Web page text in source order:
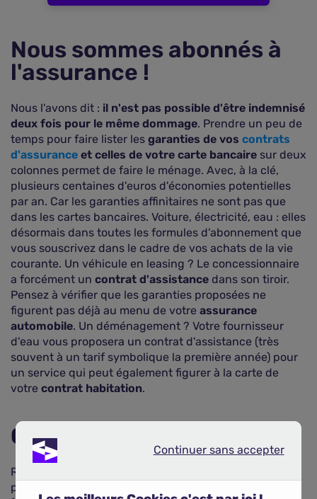
Nous sommes abonnés à
l'assurance !
Nous l'avons dit : il n'est pas possible d'être indemnisé
deux fois pour le même dommage. Prendre un peu de
temps pour faire lister les garanties de vos contrats
d'assurance et celles de votre carte bancaire sur deux
colonnes permet de faire le ménage. Avec, à la clé,
plusieurs centaines d'euros d'économies potentielles
par an. Car les garanties affinitaires ne sont pas que
dans les cartes bancaires. Voiture, électricité, eau : elles
désormais dans toutes les formules d'abonnement que
vous souscrivez dans le cadre de vos achats de la vie
courante. Un véhicule en leasing ? Le concessionnaire
a forcément un contrat d'assistance dans son tiroir.
Pensez à vérifier que les garanties proposées ne
figurent pas déjà au menu de votre assurance
automobile. Un déménagement ? Votre fournisseur
d'eau vous proposera un contrat d'assistance (très
souvent à un tarif symbolique la première année) pour
un service qui peut également figurer à la carte de
votre contrat habitation.
Garder la tête froide
Reste également le cas des
plus connues : celles de
Continuer sans accepter
Continuer sans accepter